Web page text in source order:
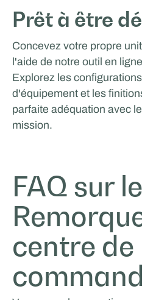
Prêt à être
Concevez votre propre
l'aide de notre outil en ligne
Explorez les
d'équipement et les
parfaite adéquation avec
mission.
FAQ sur le
centre de